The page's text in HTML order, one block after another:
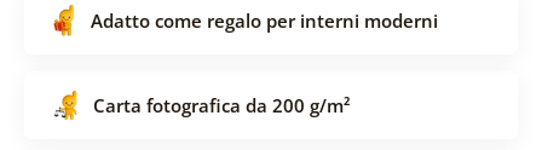
Adatto come regalo per interni moderni
Carta fotografica da 200 g/m²